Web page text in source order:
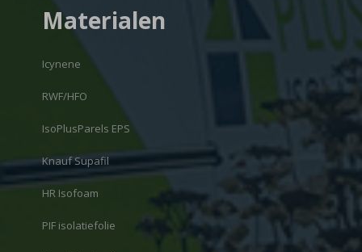
Materialen
Icynene
RWF/HFO
IsoPlusParels EPS
Knauf Supafil
HR Isofoam
PIF isolatiefolie